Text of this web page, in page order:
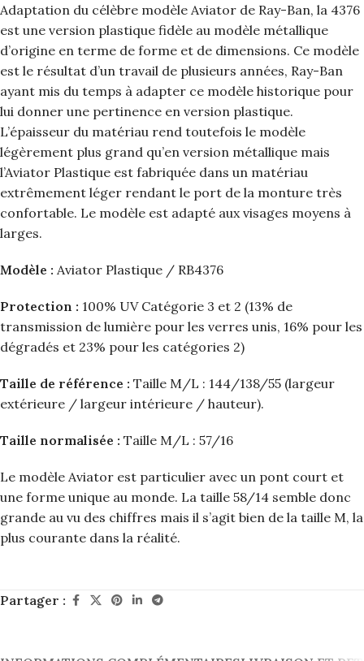
Adaptation du célèbre modèle Aviator de Ray-Ban, la 4376
est une version plastique fidèle au modèle métallique
d’origine en terme de forme et de dimensions. Ce modèle
est le résultat d’un travail de plusieurs années, Ray-Ban
ayant mis du temps à adapter ce modèle historique pour
lui donner une pertinence en version plastique.
L’épaisseur du matériau rend toutefois le modèle
légèrement plus grand qu’en version métallique mais
l’Aviator Plastique est fabriquée dans un matériau
extrêmement léger rendant le port de la monture très
confortable. Le modèle est adapté aux visages moyens à
larges.
Modèle : Aviator Plastique / RB4376
Protection : 100% UV Catégorie 3 et 2 (13% de
transmission de lumière pour les verres unis, 16% pour les
dégradés et 23% pour les catégories 2)
Taille de référence : Taille M/L : 144/138/55 (largeur
extérieure / largeur intérieure / hauteur).
Taille normalisée : Taille M/L : 57/16
Le modèle Aviator est particulier avec un pont court et
une forme unique au monde. La taille 58/14 semble donc
grande au vu des chiffres mais il s’agit bien de la taille M, la
plus courante dans la réalité.
Partager :